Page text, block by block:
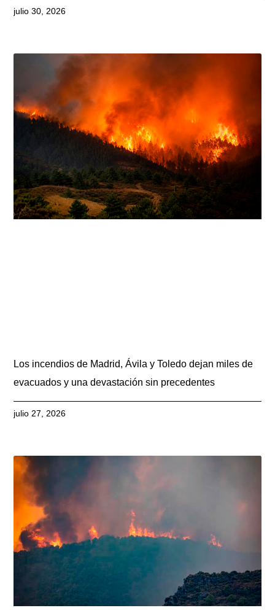
julio 30, 2026
Los incendios de Madrid, Ávila y Toledo dejan miles de
evacuados y una devastación sin precedentes
julio 27, 2026